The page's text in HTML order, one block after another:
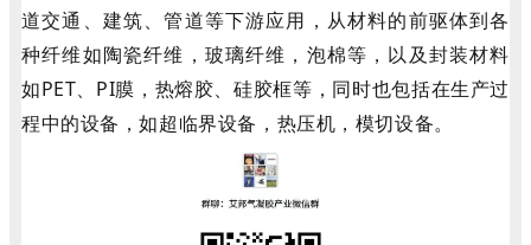
道交通、建筑、管道等下游应用，从材料的前驱体到各
种纤维如陶瓷纤维，玻璃纤维，泡棉等，以及封装材料
如PET、PI膜，热熔胶、硅胶框等，同时也包括在生产过
程中的设备，如超临界设备，热压机，模切设备。